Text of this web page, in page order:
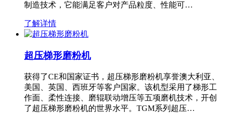
制造技术，它能满足客户对产品粒度、性能可…
了解详情
超压梯形磨粉机
获得了CE和国家证书，超压梯形磨粉机享誉澳大利亚、
美国、英国、西班牙等客户国家。该机型采用了梯形工
作面、柔性连接、磨辊联动增压等五项磨机技术，开创
了超压梯形磨粉机的世界水平。TGM系列超压…